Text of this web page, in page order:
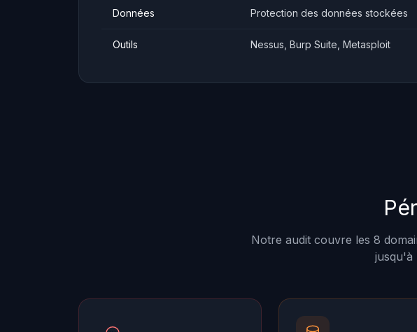
Données Protection des données stockées
Outils Nessus, Burp Suite, Metasploit
Notre audit couvre les 8
jusqu'à